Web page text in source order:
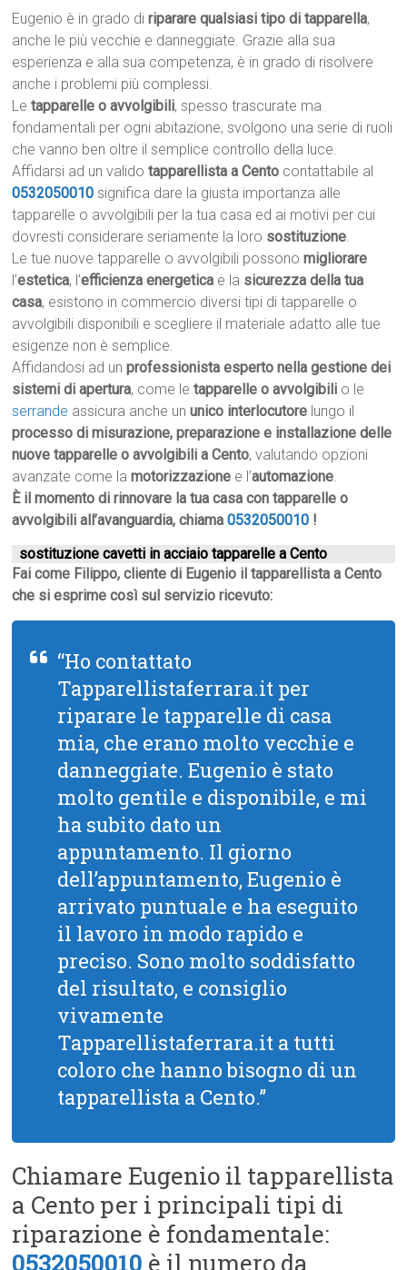
Eugenio è in grado diriparare qualsiasi tipo di tapparella,
anche le più vecchie e danneggiate. Grazie alla sua
esperienza e alla sua competenza, è in grado di risolvere
anche i problemi più complessi.
Letapparelle o avvolgibili, spesso trascurate ma
fondamentali per ogni abitazione, svolgono una serie di ruoli
che vanno ben oltre il semplice controllo della luce.
Affidarsi ad un validotapparellista a Cento contattabile al
0532050010 significa dare la giusta importanza alle
tapparelle o avvolgibili per la tua casa ed ai motivi per cui
dovresti considerare seriamente la loro sostituzione.
Le tue nuove tapparelle o avvolgibili possonomigliorare
l’estetica, l’efficienza energetica e la sicurezza della tua
casa, esistono in commercio diversi tipi di tapparelle o
avvolgibili disponibili e scegliere il materiale adatto alle tue
esigenze non è semplice.
Affidandosi ad unprofessionista esperto nella gestione dei
sistemi di apertura, come letapparelle o avvolgibili o le
serrande assicura anche ununico interlocutore lungo il
processo di misurazione, preparazione e installazione delle
nuove tapparelle o avvolgibili a Cento, valutando opzioni
avanzate come lamotorizzazione e l’automazione.
È il momento di rinnovare la tua casa con tapparelle o
avvolgibili all’avanguardia, chiama0532050010 !
sostituzione cavetti in acciaio tapparelle a Cento
Fai come Filippo, cliente di Eugenio il tapparellista a Cento
che si esprime così sul servizio ricevuto:
“Ho contattato
Tapparellistaferrara.it per
riparare le tapparelle di casa
mia, che erano molto vecchie e
danneggiate. Eugenio è stato
molto gentile e disponibile, e mi
ha subito dato un
appuntamento. Il giorno
dell’appuntamento, Eugenio è
arrivato puntuale e ha eseguito
il lavoro in modo rapido e
preciso. Sono molto soddisfatto
del risultato, e consiglio
vivamente
Tapparellistaferrara.it a tutti
coloro che hanno bisogno di un
tapparellista a Cento.”
Chiamare Eugenio il tapparellista
a Cento per i principali tipi di
riparazione è fondamentale:
0532050010 è il numero da